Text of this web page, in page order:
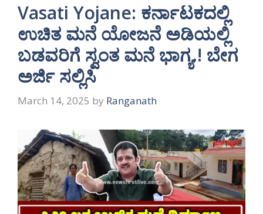
Vasati Yojane: ಕರ್ನಾಟಕದಲ್ಲಿ
ಉಚಿತ ಮನೆ ಯೋಜನೆ ಅಡಿಯಲ್ಲಿ
ಬಡವರಿಗೆ ಸ್ವಂತ ಮನೆ ಭಾಗ್ಯ.! ಬೇಗ
ಅರ್ಜಿ ಸಲ್ಲಿಸಿ
March 14, 2025 by Ranganath